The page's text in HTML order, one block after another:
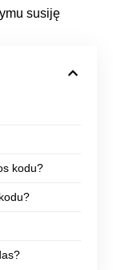
susiję
kodu?